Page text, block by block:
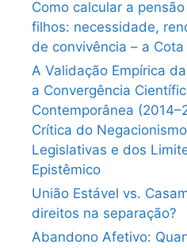
Como calcular a
filhos: necessidade,
de convivência – a
A Validação Empírica
a Convergência
Contemporânea
Crítica do
Legislativas e dos
Epistêmico
União Estável vs.
direitos na separação?
Abandono Afetivo: